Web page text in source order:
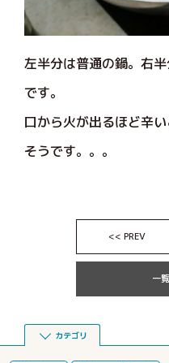
左半分は普通の鍋。右
です。
口から火が出るほど辛
そうです。。。
<< PREV
一
カテゴリ